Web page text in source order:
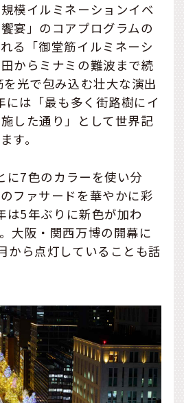
模イルミネーションイベ
宴」のコアプログラムの
る「御堂筋イルミネーシ
からミナミの難波まで続
光で包み込む壮大な演出
は「最も多く街路樹にイ
した通り」として世界記
す。
に7色のカラーを使い分
ファサードを華やかに彩
は5年ぶりに新色が加わ
大阪・関西万博の開幕に
から点灯していることも話